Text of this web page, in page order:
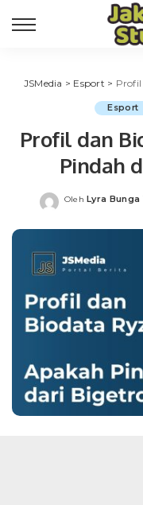
JSMedia > Esport > Profil
Esport
Profil dan
Pindah
Posted
Oleh Lyra Bunga